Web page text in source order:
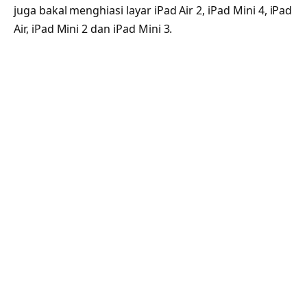
juga bakal menghiasi layar iPad Air 2, iPad Mini 4, iPad
Air, iPad Mini 2 dan iPad Mini 3.